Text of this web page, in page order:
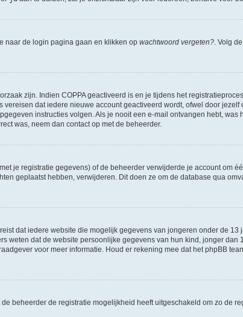
naar de login pagina gaan en klikken op wachtwoord vergeten?. Volg
zijn. Indien COPPA geactiveerd is en je tijdens het
dat iedere nieuwe account geactiveerd wordt, ofwel door jezelf
instructies volgen. Als je nooit een e-mail ontvangen hebt, was
was, neem dan contact op met de beheerder.
je registratie gegevens) of de beheerder verwijderde je account om
geplaatst hebben, verwijderen. Dit doen ze om de database qua
dat iedere website die mogelijk gegevens van jongeren onder de 13
dat de website persoonlijke gegevens van hun kind, jonger dan
voor meer informatie. Houd er rekening mee dat het phpBB
beheerder de registratie mogelijkheid heeft uitgeschakeld om zo de